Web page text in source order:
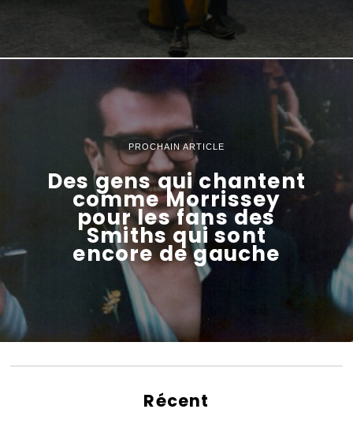
PROCHAIN ARTICLE
Des gens qui chantent
comme Morrissey
pour les fans des
Smiths qui sont
encore de gauche
Récent